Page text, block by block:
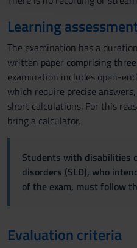
raccolto dal tuo utilizzo dei
Learning
The examination has a
written paper comprising
examination includes open-
which require precise
short calculations. For this
bring a calculator.
Students with disabilities
disorders (SLD), who
of the exam, must follow
Evaluation criteria